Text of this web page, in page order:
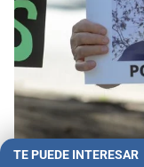
TE PUEDE INTERESAR